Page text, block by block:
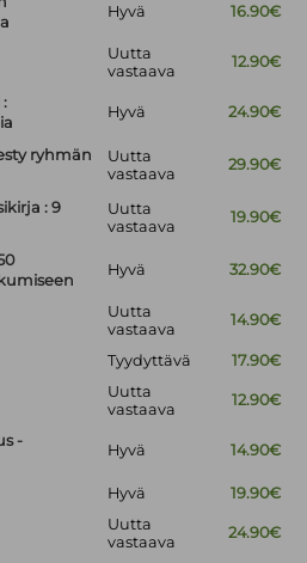
Hyvä 16.90€
Uutta
vastaava
12.90€
:
Hyvä 24.90€
ryhmän
Uutta
vastaava
29.90€
: 9
Uutta
vastaava
19.90€
Hyvä 32.90€
Uutta
vastaava
14.90€
Tyydyttävä 17.90€
Uutta
vastaava
12.90€
-
Hyvä 14.90€
Hyvä 19.90€
Uutta
vastaava
24.90€